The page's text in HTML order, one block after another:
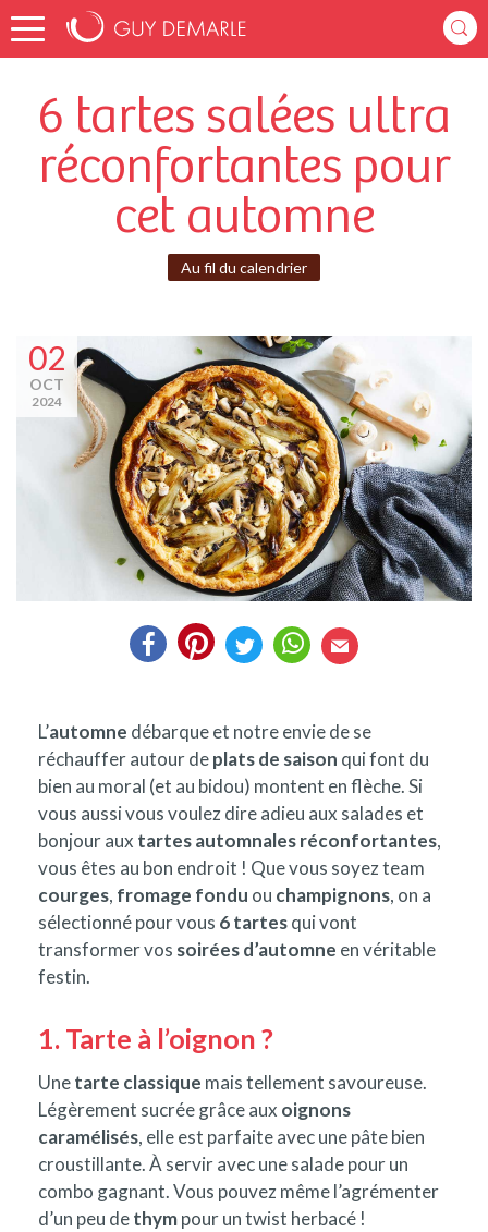
6 tartes salées ultra
réconfortantes pour
cet automne
Au fil du calendrier
02
OCT
2024
L’automne débarque et notre envie de se
réchauffer autour deplats de saison qui font du
bien au moral (et au bidou) montent en flèche. Si
vous aussi vous voulez dire adieu aux salades et
bonjour aux tartes automnales réconfortantes,
vous êtes au bon endroit ! Que vous soyez team
courges, fromage fondu ou champignons, on a
sélectionné pour vous 6 tartesqui vont
transformer vos soirées d’automne en véritable
festin.
1. Tarte à l’oignon ?
Unetarte classique mais tellement savoureuse.
Légèrement sucrée grâce aux oignons
caramélisés, elle est parfaite avec une pâte bien
croustillante. À servir avec une salade pour un
combo gagnant. Vous pouvez même l’agrémenter
d’un peu dethympour un twist herbacé !